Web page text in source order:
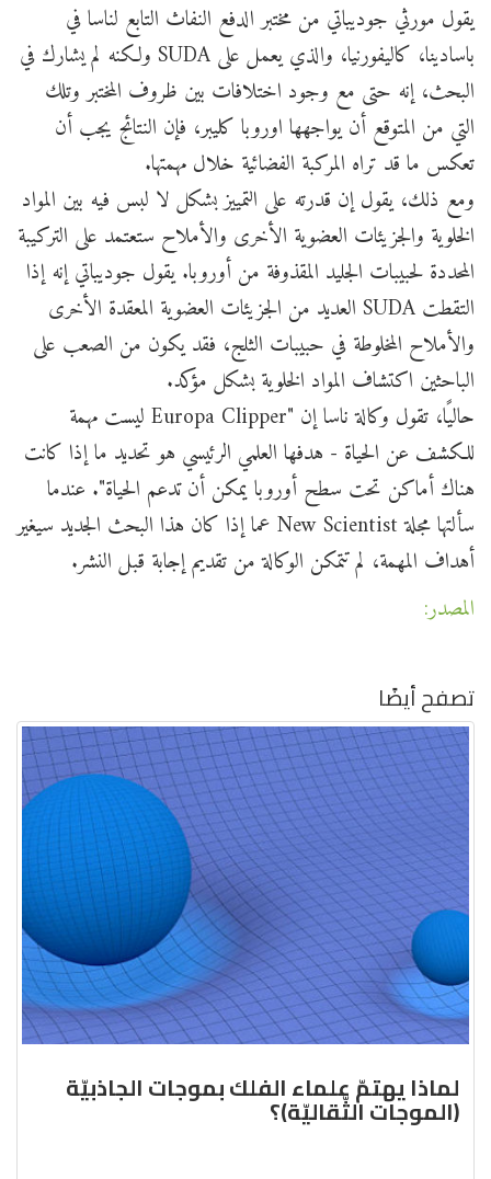
يقول مورثي جوديباتي من مختبر الدفع النفاث التابع لناسا في
باسادينا، كاليفورنيا، والذي يعمل على SUDA ولكنه لم يشارك في
البحث، إنه حتى مع وجود اختلافات بين ظروف المختبر وتلك
التي من المتوقع أن يواجهها اوروبا كليبر، فإن النتائج يجب أن
تعكس ما قد تراه المركبة الفضائية خلال مهمتها.
ومع ذلك، يقول إن قدرته على التمييز بشكل لا لبس فيه بين المواد
الخلوية والجزيئات العضوية الأخرى والأملاح ستعتمد على التركيبة
المحددة لحبيبات الجليد المقذوفة من أوروبا. يقول جوديباتي إنه إذا
التقطت SUDA العديد من الجزيئات العضوية المعقدة الأخرى
والأملاح المخلوطة في حبيبات الثلج، فقد يكون من الصعب على
الباحثين اكتشاف المواد الخلوية بشكل مؤكد.
حاليًا، تقول وكالة ناسا إن "Europa Clipper ليست مهمة
للكشف عن الحياة - هدفها العلمي الرئيسي هو تحديد ما إذا كانت
هناك أماكن تحت سطح أوروبا يمكن أن تدعم الحياة". عندما
سألتها مجلة New Scientist عما إذا كان هذا البحث الجديد سيغير
أهداف المهمة، لم تتمكن الوكالة من تقديم إجابة قبل النشر.
المصدر:
تصفح أيضًا
لماذا يهتمّ علماء الفلك بموجات الجاذبيّة
(الموجات الثّقاليّة)؟